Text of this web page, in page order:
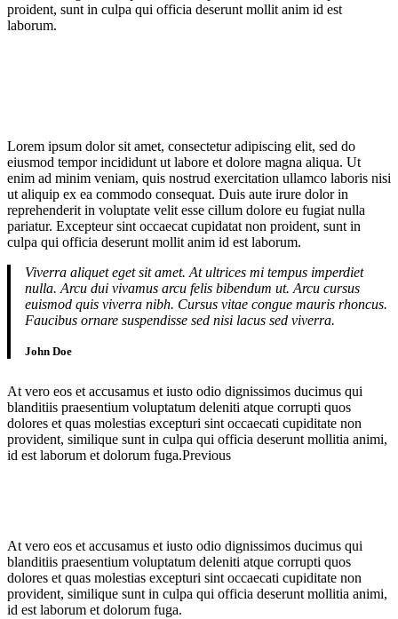
proident, sunt in culpa qui officia deserunt mollit anim id est
laborum.
Lorem ipsum dolor sit amet, consectetur adipiscing elit, sed do
eiusmod tempor incididunt ut labore et dolore magna aliqua. Ut
enim ad minim veniam, quis nostrud exercitation ullamco laboris nisi
ut aliquip ex ea commodo consequat. Duis aute irure dolor in
reprehenderit in voluptate velit esse cillum dolore eu fugiat nulla
pariatur. Excepteur sint occaecat cupidatat non proident, sunt in
culpa qui officia deserunt mollit anim id est laborum.
Viverra aliquet eget sit amet. At ultrices mi tempus imperdiet
nulla. Arcu dui vivamus arcu felis bibendum ut. Arcu cursus
euismod quis viverra nibh. Cursus vitae congue mauris rhoncus.
Faucibus ornare suspendisse sed nisi lacus sed viverra.
John Doe
At vero eos et accusamus et iusto odio dignissimos ducimus qui
blanditiis praesentium voluptatum deleniti atque corrupti quos
dolores et quas molestias excepturi sint occaecati cupiditate non
provident, similique sunt in culpa qui officia deserunt mollitia animi,
id est laborum et dolorum fuga.Previous
At vero eos et accusamus et iusto odio dignissimos ducimus qui
blanditiis praesentium voluptatum deleniti atque corrupti quos
dolores et quas molestias excepturi sint occaecati cupiditate non
provident, similique sunt in culpa qui officia deserunt mollitia animi,
id est laborum et dolorum fuga.